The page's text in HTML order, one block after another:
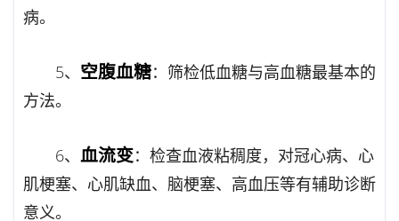
病。
5、 空腹血糖：筛检低血糖与高血糖最基本的
方法。
6、 血流变：检查血液粘稠度，对冠心病、心
肌梗塞、心肌缺血、脑梗塞、高血压等有辅助诊断
意义。